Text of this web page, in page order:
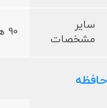
سایر
مشخصات
90 هرتز
حافظه